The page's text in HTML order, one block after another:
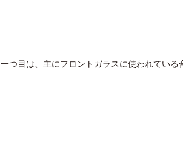
一つ目は、主にフロントガラスに使われている